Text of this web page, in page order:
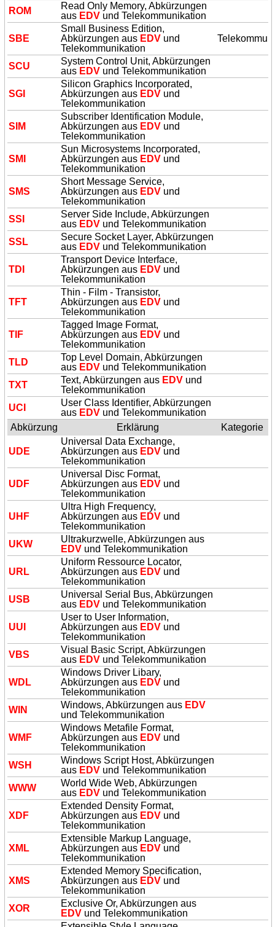
ROM
Read Only Memory, Abkürzungen
aus EDV und Telekommunikation
SBE
Small Business Edition,
Abkürzungen aus EDV und
Telekommunikation
SCU
System Control Unit, Abkürzungen
aus EDV und Telekommunikation
SGI
Silicon Graphics Incorporated,
Abkürzungen aus EDV und
Telekommunikation
SIM
Subscriber Identification Module,
Abkürzungen aus EDV und
Telekommunikation
SMI
Sun Microsystems Incorporated,
Abkürzungen aus EDV und
Telekommunikation
SMS
Short Message Service,
Abkürzungen aus EDV und
Telekommunikation
SSI
Server Side Include, Abkürzungen
aus EDV und Telekommunikation
SSL
Secure Socket Layer, Abkürzungen
aus EDV und Telekommunikation
TDI
Transport Device Interface,
Abkürzungen aus EDV und
Telekommunikation
TFT
Thin - Film - Transistor,
Abkürzungen aus EDV und
Telekommunikation
TIF
Tagged Image Format,
Abkürzungen aus EDV und
Telekommunikation
TLD
Top Level Domain, Abkürzungen
aus EDV und Telekommunikation
TXT
Text, Abkürzungen aus EDV und
Telekommunikation
UCI
User Class Identifier, Abkürzungen
aus EDV und Telekommunikation
Abkürzung
Erklärung Kategorie
UDE
Universal Data Exchange,
Abkürzungen aus EDV und
Telekommunikation
UDF
Universal Disc Format,
Abkürzungen aus EDV und
Telekommunikation
UHF
Ultra High Frequency,
Abkürzungen aus EDV und
Telekommunikation
UKW
Ultrakurzwelle, Abkürzungen aus
EDV und Telekommunikation
URL
Uniform Ressource Locator,
Abkürzungen aus EDV und
Telekommunikation
USB
Universal Serial Bus, Abkürzungen
aus EDV und Telekommunikation
UUI
User to User Information,
Abkürzungen aus EDV und
Telekommunikation
VBS
Visual Basic Script, Abkürzungen
aus EDV und Telekommunikation
WDL
Windows Driver Libary,
Abkürzungen aus EDV und
Telekommunikation
WIN
Windows, Abkürzungen aus EDV
und Telekommunikation
WMF
Windows Metafile Format,
Abkürzungen aus EDV und
Telekommunikation
WSH
Windows Script Host, Abkürzungen
aus EDV und Telekommunikation
WWW
World Wide Web, Abkürzungen
aus EDV und Telekommunikation
XDF
Extended Density Format,
Abkürzungen aus EDV und
Telekommunikation
XML
Extensible Markup Language,
Abkürzungen aus EDV und
Telekommunikation
XMS
Extended Memory Specification,
Abkürzungen aus EDV und
Telekommunikation
XOR
Exclusive Or, Abkürzungen aus
EDV und Telekommunikation